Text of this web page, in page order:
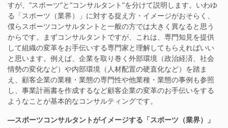
すが、“スポーツ”と“コンサルタント”を分けて説明します。いわゆ
る「スポーツ（業界）」に対する捉え方・イメージがおそらく、
僕らスポーツコンサルタントと一般の方では大きく異なると思う
からです。まずコンサルタントですが、これは、専門知見を提供
して組織の変革をお手伝いする専門家と理解してもらえればいい
と思います。例えば、企業を取り巻く外部環境（政治経済、社会
情勢の変化など）や内部環境（人材配置の硬直化など）を踏ま
え、顧客企業の業種・業態の専門性や他業種・業態の事例も参照
し、事業計画書を作成するなど顧客企業の変革のお手伝いをする
ようなことが基本的なコンサルティングです。
―スポーツコンサルタントがイメージする「スポーツ（業界）」